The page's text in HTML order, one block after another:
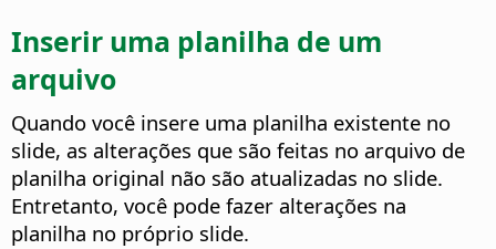
Inserir uma planilha de um
arquivo
Quando você insere uma planilha existente no
slide, as alterações que são feitas no arquivo de
planilha original não são atualizadas no slide.
Entretanto, você pode fazer alterações na
planilha no próprio slide.